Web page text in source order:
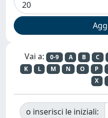
Vai a: 0-9 A B C
K
L M N O P
X
o inserisci le iniziali: